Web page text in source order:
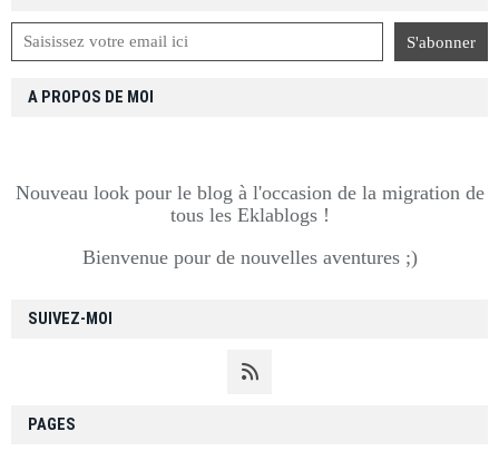
SUIVEZ-MOI
PAGES
A PROPOS DE MOI
Nouveau look pour le blog à l'occasion de la migration de
tous les Eklablogs !
Bienvenue pour de nouvelles aventures ;)